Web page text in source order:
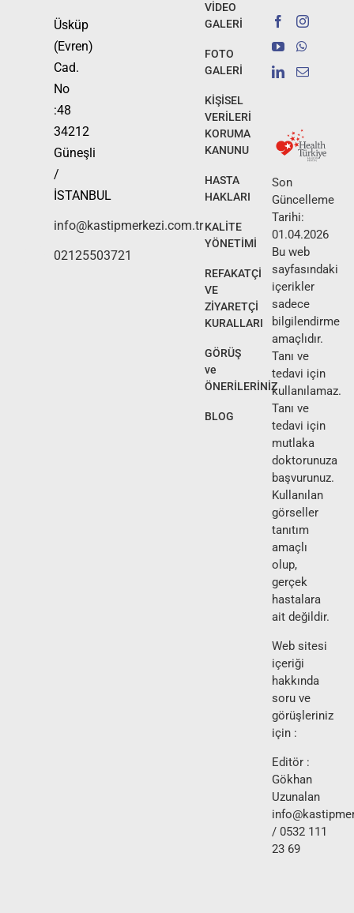
Üsküp
(Evren)
Cad.
No
:48
34212
Güneşli
/
İSTANBUL
info@kastipmerkezi.com.tr
02125503721
VİDEO
GALERİ
FOTO
GALERİ
KİŞİSEL
VERİLERİ
KORUMA
KANUNU
HASTA
HAKLARI
KALİTE
YÖNETİMİ
REFAKATÇİ
VE
ZİYARETÇİ
KURALLARI
GÖRÜŞ
ve
ÖNERİLERİNİZ
BLOG
Son
Güncelleme
Tarihi:
01.04.2026
Bu web
sayfasındaki
içerikler
sadece
bilgilendirme
amaçlıdır.
Tanı ve
tedavi için
kullanılamaz.
Tanı ve
tedavi için
mutlaka
doktorunuza
başvurunuz.
Kullanılan
görseller
tanıtım
amaçlı
olup,
gerçek
hastalara
ait değildir.
Web sitesi
içeriği
hakkında
soru ve
görüşleriniz
için :
Editör :
Gökhan
Uzunalan
/ 0532 111
23 69